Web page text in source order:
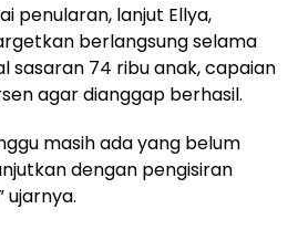
penularan, lanjut Ellya,
berlangsung selama
sasaran 74 ribu anak, capaian
agar dianggap berhasil.
masih ada yang belum
dengan pengisiran
ujarnya.